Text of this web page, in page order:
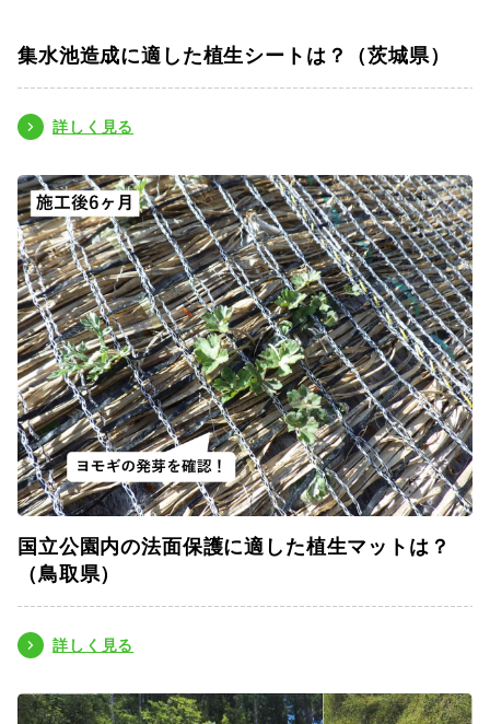
集水池造成に適した植生シートは？（茨城県）
詳しく見る
国立公園内の法面保護に適した植生マットは？
（鳥取県）
詳しく見る